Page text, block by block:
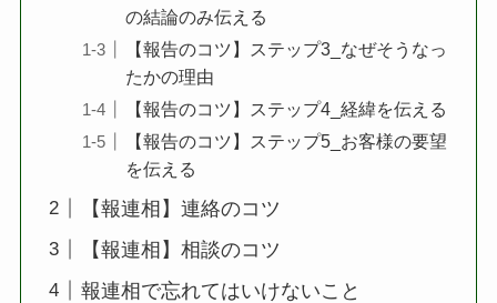
の結論のみ伝える
【報告のコツ】ステップ3_なぜそうなっ
たかの理由
【報告のコツ】ステップ4_経緯を伝える
【報告のコツ】ステップ5_お客様の要望
を伝える
【報連相】連絡のコツ
【報連相】相談のコツ
報連相で忘れてはいけないこと